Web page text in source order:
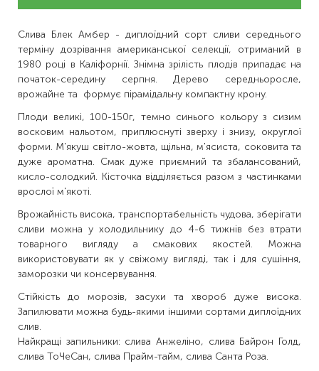
Слива Блек Амбер - диплоїдний сорт сливи середнього
терміну дозрівання американської селекції, отриманий в
1980 році в Каліфорнії. Знімна зрілість плодів припадає на
початок-середину серпня. Дерево середньоросле,
врожайне та формує пірамідальну компактну крону.
Плоди великі, 100-150г, темно синього кольору з сизим
восковим нальотом, приплюснуті зверху і знизу, округлої
форми. М'якуш світло-жовта, щільна, м'ясиста, соковита та
дуже ароматна. Смак дуже приємний та збалансований,
кисло-солодкий. Кісточка відділяється разом з частинками
врослої м'якоті.
Врожайність висока, транспортабельність чудова, зберігати
сливи можна у холодильнику до 4-6 тижнів без втрати
товарного вигляду а смакових якостей. Можна
використовувати як у свіжому вигляді, так і для сушіння,
заморозки чи консервування.
Стійкість до морозів, засухи та хвороб дуже висока.
Запилювати можна будь-якими іншими сортами диплоїдних
слив.
Найкращі запильники: слива Анжеліно, слива Байрон Голд,
слива ТоЧеСан, слива Прайм-тайм, слива Санта Роза.